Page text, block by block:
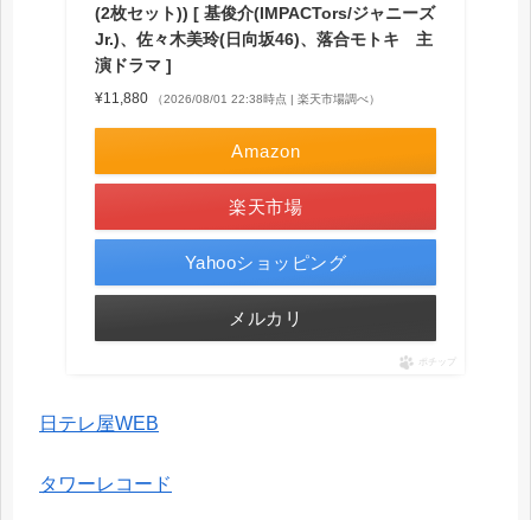
(2枚セット)) [ 基俊介(IMPACTors/ジャニーズ
Jr.)、佐々木美玲(日向坂46)、落合モトキ 主
演ドラマ ]
¥11,880 （2026/08/01 22:38時点 | 楽天市場調べ）
Amazon
楽天市場
Yahooショッピング
メルカリ
ポチップ
日テレ屋WEB
タワーレコード